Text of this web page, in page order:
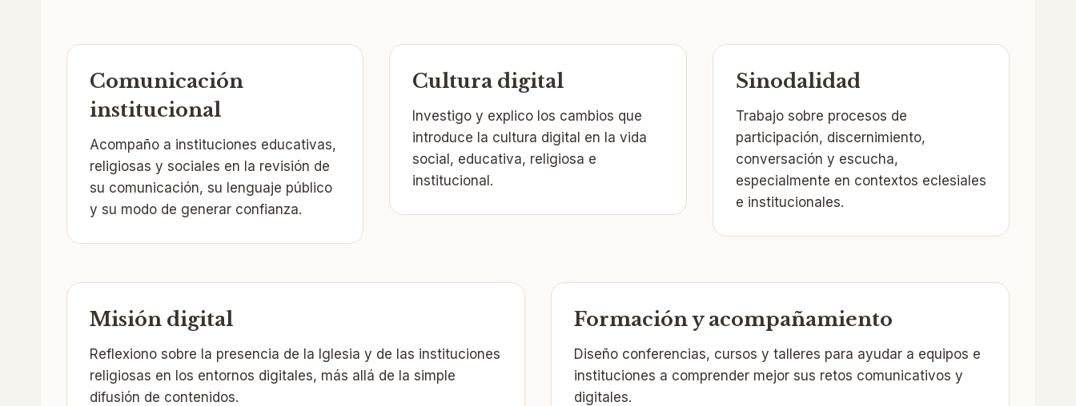
Comunicación
institucional
Acompaño a instituciones educativas,
religiosas y sociales en la revisión de
su comunicación, su lenguaje público
y su modo de generar confianza.
Cultura digital
Investigo y explico los cambios que
introduce la cultura digital en la vida
social, educativa, religiosa e
institucional.
Sinodalidad
Trabajo sobre procesos de
participación, discernimiento,
conversación y escucha,
especialmente en contextos eclesiales
e institucionales.
Misión digital
Reflexiono sobre la presencia de la Iglesia y de las instituciones
religiosas en los entornos digitales, más allá de la simple
difusión de contenidos.
Formación y acompañamiento
Diseño conferencias, cursos y talleres para ayudar a equipos e
instituciones a comprender mejor sus retos comunicativos y
digitales.